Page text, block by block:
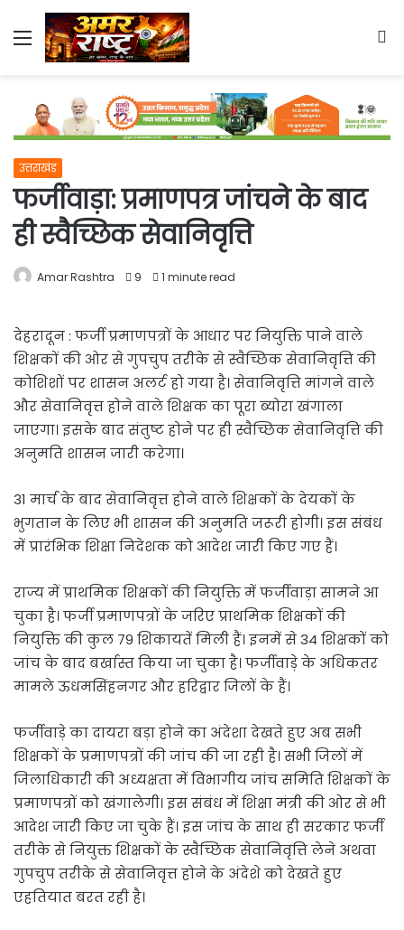
Menu
उत्तराखंड
फर्जीवाड़ा: प्रमाणपत्र जांचने के बाद
ही स्वैच्छिक सेवानिवृत्ति
Amar Rashtra 9 1 minute read
देहरादून : फर्जी प्रमाणपत्रों के आधार पर नियुक्ति पाने वाले
शिक्षकों की ओर से गुपचुप तरीके से स्वैच्छिक सेवानिवृत्ति की
कोशिशों पर शासन अलर्ट हो गया है। सेवानिवृत्ति मांगने वाले
और सेवानिवृत्त होने वाले शिक्षक का पूरा ब्योरा खंगाला
जाएगा। इसके बाद संतुष्ट होने पर ही स्वैच्छिक सेवानिवृत्ति की
अनुमति शासन जारी करेगा।
31 मार्च के बाद सेवानिवृत्त होने वाले शिक्षकों के देयकों के
भुगतान के लिए भी शासन की अनुमति जरूरी होगी। इस संबंध
में प्रारंभिक शिक्षा निदेशक को आदेश जारी किए गए हैं।
राज्य में प्राथमिक शिक्षकों की नियुक्ति में फर्जीवाड़ा सामने आ
चुका है। फर्जी प्रमाणपत्रों के जरिए प्राथमिक शिक्षकों की
नियुक्ति की कुल 79 शिकायतें मिली हैं। इनमें से 34 शिक्षकों को
जांच के बाद बर्खास्त किया जा चुका है। फर्जीवाड़े के अधिकतर
मामले ऊधमसिंहनगर और हरिद्वार जिलों के हैं।
फर्जीवाड़े का दायरा बड़ा होने का अंदेशा देखते हुए अब सभी
शिक्षकों के प्रमाणपत्रों की जांच की जा रही है। सभी जिलों में
जिलाधिकारी की अध्यक्षता में विभागीय जांच समिति शिक्षकों के
प्रमाणपत्रों को खंगालेगी। इस संबंध में शिक्षा मंत्री की ओर से भी
आदेश जारी किए जा चुके हैं। इस जांच के साथ ही सरकार फर्जी
तरीके से नियुक्त शिक्षकों के स्वैच्छिक सेवानिवृत्ति लेने अथवा
गुपचुप तरीके से सेवानिवृत्त होने के अंदेशे को देखते हुए
एहतियात बरत रही है।